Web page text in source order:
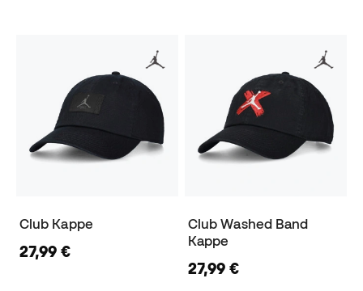
Club Kappe
27,99 €
Club Washed Band
Kappe
27,99 €